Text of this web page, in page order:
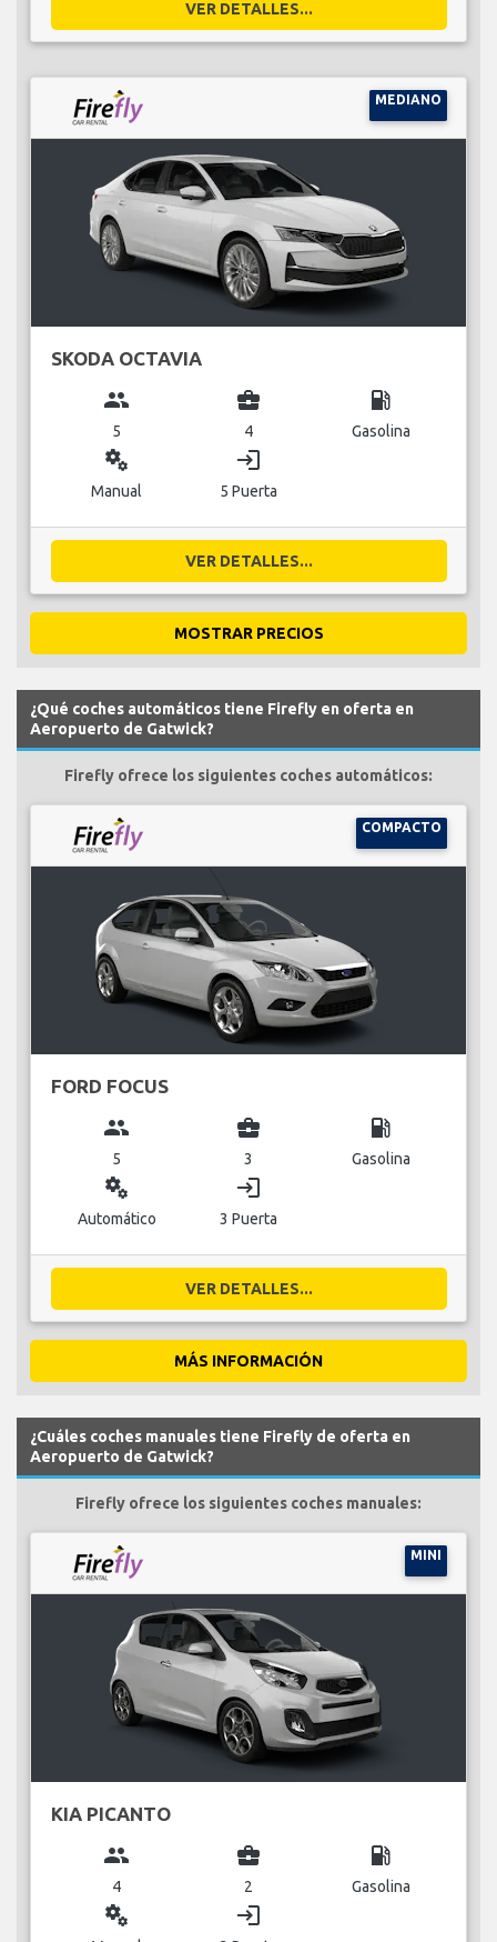
VER DETALLES...
MEDIANO
SKODA OCTAVIA
group
5
business_center
4
local_gas_station
Gasolina
miscellaneous_services
Manual
login
5 Puerta
VER DETALLES...
MOSTRAR PRECIOS
¿Qué coches automáticos tiene Firefly en oferta en
Aeropuerto de Gatwick?
Firefly ofrece los siguientes coches automáticos:
COMPACTO
FORD FOCUS
group
5
business_center
3
local_gas_station
Gasolina
miscellaneous_services
Automático
login
3 Puerta
VER DETALLES...
MÁS INFORMACIÓN
¿Cuáles coches manuales tiene Firefly de oferta en
Aeropuerto de Gatwick?
Firefly ofrece los siguientes coches manuales:
MINI
KIA PICANTO
group
4
business_center
2
local_gas_station
Gasolina
miscellaneous_services login